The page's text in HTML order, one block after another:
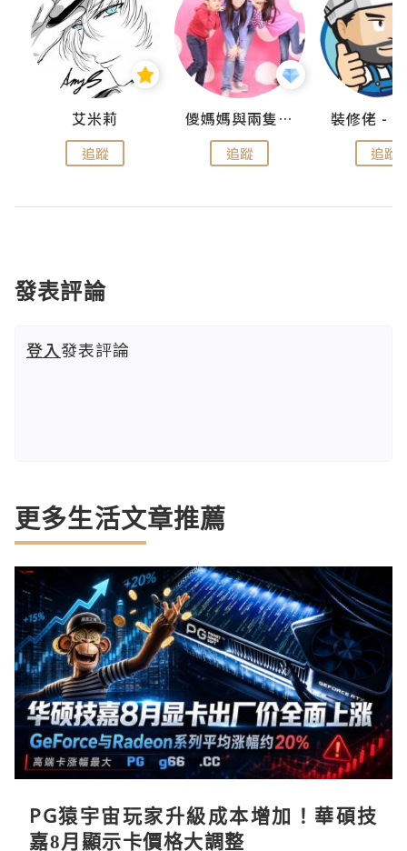
艾米莉
追蹤
儍媽媽與兩隻小魔怪之家
追蹤 追蹤
發表評論
登入發表評論
更多生活文章推薦
PG猿宇宙玩家升級成本增加！華碩技
嘉8月顯示卡價格大調整